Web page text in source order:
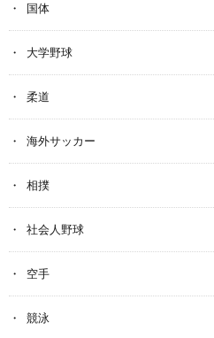
国体
大学野球
柔道
海外サッカー
相撲
社会人野球
空手
競泳